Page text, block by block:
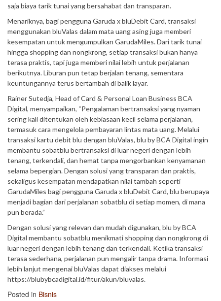
saja biaya tarik tunai yang bersahabat dan transparan.
Menariknya, bagi pengguna Garuda x bluDebit Card, transaksi
menggunakan bluValas dalam mata uang asing juga memberi
kesempatan untuk mengumpulkan GarudaMiles. Dari tarik tunai
hingga shopping dan nongkrong, setiap transaksi bukan hanya
terasa praktis, tapi juga memberi nilai lebih untuk perjalanan
berikutnya. Liburan pun tetap berjalan tenang, sementara
keuntungannya terus bertambah di balik layar.
Rainer Sutedja, Head of Card & Personal Loan Business BCA
Digital, menyampaikan, “Pengalaman bertransaksi yang nyaman
sering kali ditentukan oleh kebiasaan kecil selama perjalanan,
termasuk cara mengelola pembayaran lintas mata uang. Melalui
transaksi kartu debit blu dengan bluValas, blu by BCA Digital ingin
membantu sobatblu bertransaksi di luar negeri dengan lebih
tenang, terkendali, dan hemat tanpa mengorbankan kenyamanan
selama bepergian. Dengan solusi yang transparan dan praktis,
sekaligus kesempatan mendapatkan nilai tambah seperti
GarudaMiles bagi pengguna Garuda x bluDebit Card, blu berupaya
menjadi bagian dari perjalanan sobatblu di setiap momen, di mana
pun berada.”
Dengan solusi yang relevan dan mudah digunakan, blu by BCA
Digital membantu sobatblu menikmati shopping dan nongkrong di
luar negeri dengan lebih tenang dan terkendali. Ketika transaksi
terasa sederhana, perjalanan pun mengalir tanpa drama. Informasi
lebih lanjut mengenai bluValas dapat diakses melalui
https://blubybcadigital.id/fitur/akun/bluvalas.
Posted in Bisnis